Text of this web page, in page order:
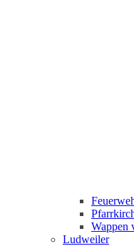
Wappen
Ludweiler